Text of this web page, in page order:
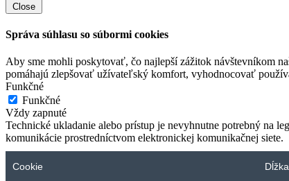
Close
Správa súhlasu so súbormi cookies
Aby sme mohli poskytovať, čo najlepší zážitok návštevníkom
pomáhajú zlepšovať užívateľský komfort, vyhodnocovať
Funkčné
Funkčné
Vždy zapnuté
Technické ukladanie alebo prístup je nevyhnutne potrebný na
komunikácie prostredníctvom elektronickej komunikačnej siete.
Cookie